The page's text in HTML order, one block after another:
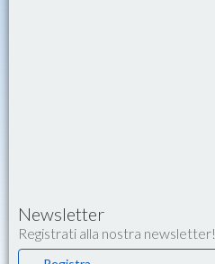
Newsletter
Registrati alla nostra newsletter!